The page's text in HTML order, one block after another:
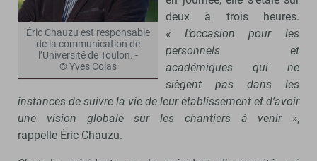
Éric Chauzu est responsable
de la communication de
l’Université de Toulon. -
© Yves Colas
deux à trois heures.
« L’occasion pour les
personnels et
académiques qui ne
siègent pas dans les
instances de suivre la vie de leur établissement et d’avoir
une vision globale sur les chantiers à venir »,
rappelle Éric Chauzu.